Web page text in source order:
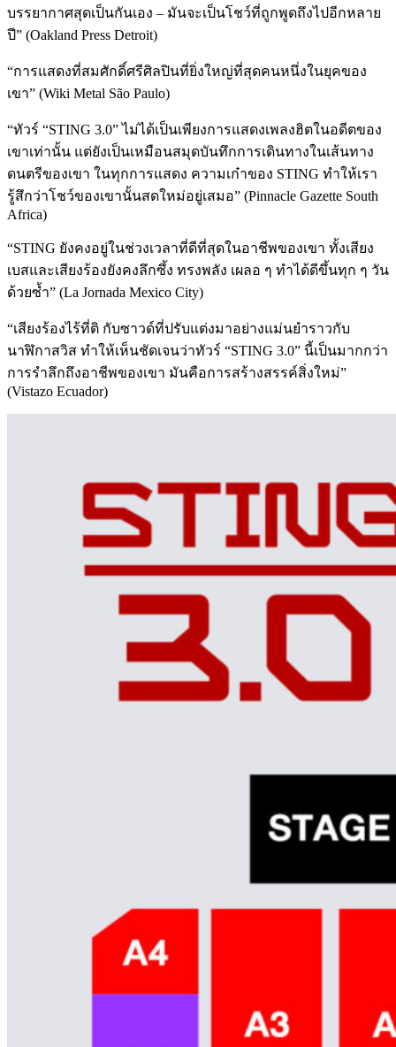
บรรยากาศสุดเป็นกันเอง – มันจะเป็นโชว์ที่ถูกพูดถึงไปอีกหลาย
ปี” (Oakland Press Detroit)
“การแสดงที่สมศักดิ์ศรีศิลปินที่ยิ่งใหญ่ที่สุดคนหนึ่งในยุคของ
เขา” (Wiki Metal São Paulo)
“ทัวร์ “STING 3.0” ไม่ได้เป็นเพียงการแสดงเพลงฮิตในอดีตของ
เขาเท่านั้น แต่ยังเป็นเหมือนสมุดบันทึกการเดินทางในเส้นทาง
ดนตรีของเขา ในทุกการแสดง ความเก๋าของ STING ทำให้เรา
รู้สึกว่าโชว์ของเขานั้นสดใหม่อยู่เสมอ” (Pinnacle Gazette South
Africa)
“STING ยังคงอยู่ในช่วงเวลาที่ดีที่สุดในอาชีพของเขา ทั้งเสียง
เบสและเสียงร้องยังคงลึกซึ้ง ทรงพลัง เผลอ ๆ ทำได้ดีขึ้นทุก ๆ วัน
ด้วยซ้ำ” (La Jornada Mexico City)
“เสียงร้องไร้ที่ติ กับซาวด์ที่ปรับแต่งมาอย่างแม่นยำราวกับ
นาฬิกาสวิส ทำให้เห็นชัดเจนว่าทัวร์ “STING 3.0” นี้เป็นมากกว่า
การรำลึกถึงอาชีพของเขา มันคือการสร้างสรรค์สิ่งใหม่”
(Vistazo Ecuador)